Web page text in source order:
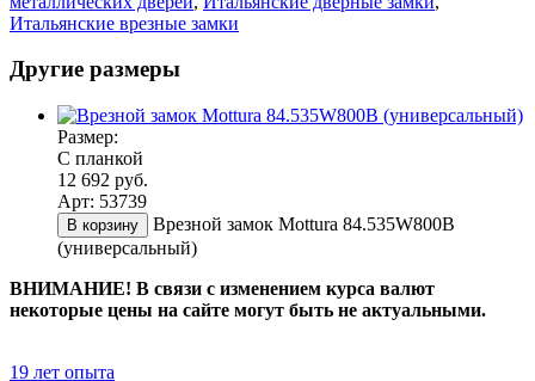
Итальянские врезные замки
Другие размеры
Размер:
С планкой
12 692 руб.
Арт: 53739
В корзину
Врезной замок Mottura 84.535W800B
(универсальный)
ВНИМАНИЕ! В связи с изменением курса валют
некоторые цены на сайте могут быть не актуальными.
19 лет опыта